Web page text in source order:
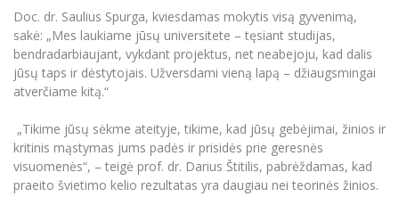
Mokslo naujienos
Kasmetiniai mokslo renginiai
Naujienos
Tarptautiškumas
Studentams
Darbuotojams
Partnerystės
Partnerystės
Azijos centras
Darnus vystymasis
Privatumo politika
Negalia ir individualieji poreikiai
Doktorantūros studijos
Profesinės bakalauro studijos
Personalo valdymo centras
Privačių interesų deklaravimas
Studijų Moodle (studijų vykdymui)
Darbuotojų Moodle (kompetencijų tobulinimui)
Studijų tvarkaraštis
Doc. dr. Saulius Spurga, kviesdamas mokytis visą gyvenimą,
sakė: „Mes laukiame jūsų universitete – tęsiant studijas,
bendradarbiaujant, vykdant projektus, net neabejoju, kad dalis
jūsų taps ir dėstytojais. Užversdami vieną lapą – džiaugsmingai
atverčiame kitą.“
„Tikime jūsų sėkme ateityje, tikime, kad jūsų gebėjimai, žinios ir
kritinis mąstymas jums padės ir prisidės prie geresnės
visuomenės“, – teigė prof. dr. Darius Štitilis, pabrėždamas, kad
praeito švietimo kelio rezultatas yra daugiau nei teorinės žinios.